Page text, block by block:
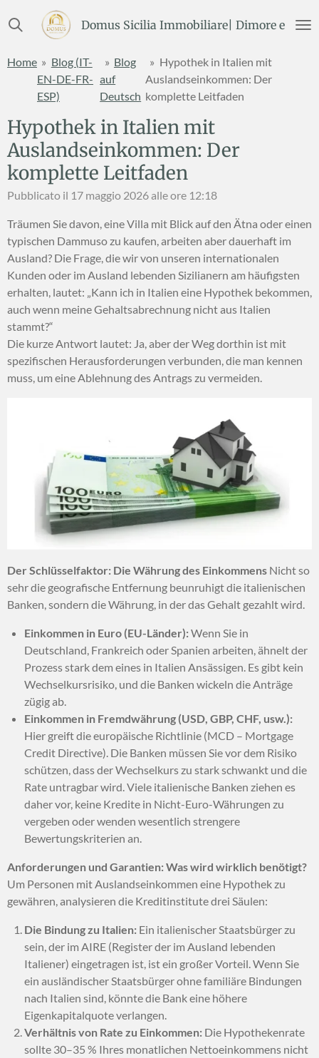
al
principale
Domus Sicilia Immobiliare| Dimore e
Home » Blog (IT-
EN-DE-FR-
ESP)
» Blog
auf
Deutsch
» Hypothek in Italien mit
Auslandseinkommen: Der
komplette Leitfaden
Hypothek in Italien mit
Auslandseinkommen: Der
komplette Leitfaden
Pubblicato il 17 maggio 2026 alle ore 12:18
Träumen Sie davon, eine Villa mit Blick auf den Ätna oder einen
typischen Dammuso zu kaufen, arbeiten aber dauerhaft im
Ausland? Die Frage, die wir von unseren internationalen
Kunden oder im Ausland lebenden Sizilianern am häufigsten
erhalten, lautet: „Kann ich in Italien eine Hypothek bekommen,
auch wenn meine Gehaltsabrechnung nicht aus Italien
stammt?“
Die kurze Antwort lautet: Ja, aber der Weg dorthin ist mit
spezifischen Herausforderungen verbunden, die man kennen
muss, um eine Ablehnung des Antrags zu vermeiden.
Der Schlüsselfaktor: Die Währung des Einkommens Nicht so
sehr die geografische Entfernung beunruhigt die italienischen
Banken, sondern die Währung, in der das Gehalt gezahlt wird.
Einkommen in Euro (EU-Länder):Wenn Sie in
Deutschland, Frankreich oder Spanien arbeiten, ähnelt der
Prozess stark dem eines in Italien Ansässigen. Es gibt kein
Wechselkursrisiko, und die Banken wickeln die Anträge
zügig ab.
Einkommen in Fremdwährung (USD, GBP, CHF, usw.):
Hier greift die europäische Richtlinie (MCD – Mortgage
Credit Directive). Die Banken müssen Sie vor dem Risiko
schützen, dass der Wechselkurs zu stark schwankt und die
Rate untragbar wird. Viele italienische Banken ziehen es
daher vor, keine Kredite in Nicht-Euro-Währungen zu
vergeben oder wenden wesentlich strengere
Bewertungskriterien an.
Anforderungen und Garantien: Was wird wirklich benötigt?
Um Personen mit Auslandseinkommen eine Hypothek zu
gewähren, analysieren die Kreditinstitute drei Säulen:
Die Bindung zu Italien: Ein italienischer Staatsbürger zu
sein, der im AIRE (Register der im Ausland lebenden
Italiener) eingetragen ist, ist ein großer Vorteil. Wenn Sie
ein ausländischer Staatsbürger ohne familiäre Bindungen
nach Italien sind, könnte die Bank eine höhere
Eigenkapitalquote verlangen.
Verhältnis von Rate zu Einkommen: Die Hypothekenrate
sollte 30–35 % Ihres monatlichen Nettoeinkommens nicht